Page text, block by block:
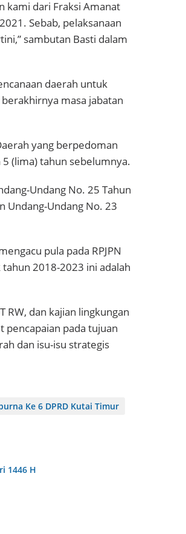
kami dari Fraksi Amanat
Sebab, pelaksanaan
sambutan Basti dalam
daerah untuk
masa jabatan
yang berpedoman
5 (lima) tahun sebelumnya.
Undang No. 25 Tahun
Undang-Undang No. 23
pula pada RPJPN
tahun 2018-2023 ini adalah
RW, dan kajian lingkungan
pencapaian pada tujuan
dan isu-isu strategis
Ke 6 DPRD Kutai Timur
1446 H